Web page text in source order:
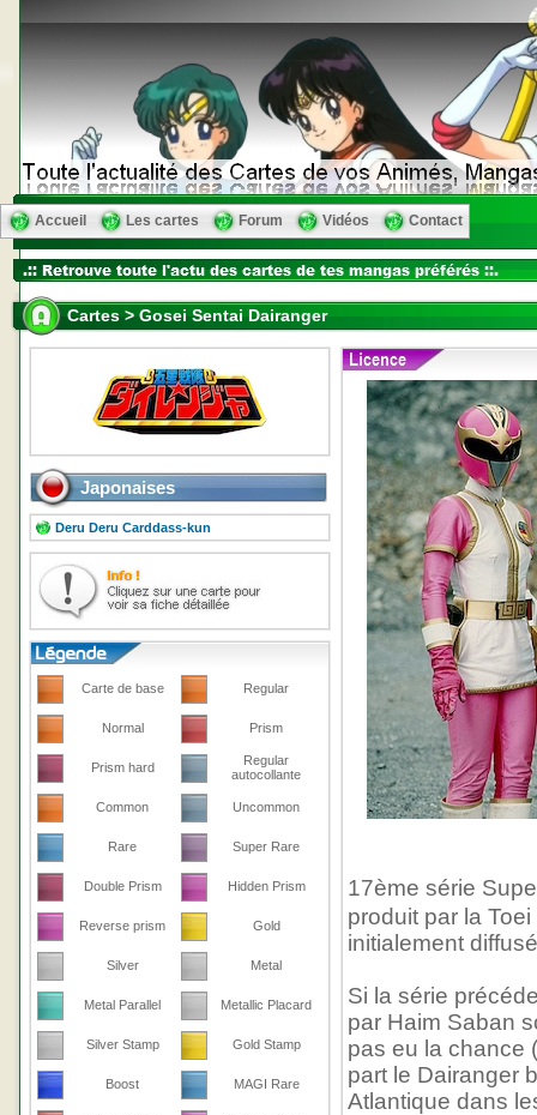
Accueil Les cartes Forum Vidéos Contact
Cartes > Gosei Sentai Dairanger
Japonaises
Deru Deru Carddass-kun
Carte de base Regular
Normal Prism
Prism hard
Regular
autocollante
Common Uncommon
Rare Super Rare
Double Prism Hidden Prism
Reverse prism Gold
Silver Metal
Metal Parallel Metallic Placard
Silver Stamp Gold Stamp
Boost MAGI Rare
17ème série
produit par la
initialement
Si la série
par Haim Saban
pas eu la chance
part le Dairanger
Atlantique dans